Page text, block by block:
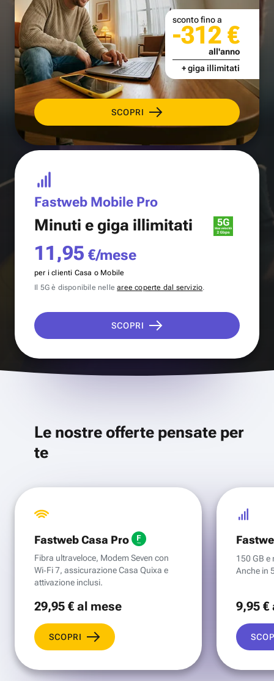
SCOPRI
sconto fino a
-312 €
all'anno
+ giga illimitati
Fastweb Mobile Pro
Minuti e giga illimitati
11,95 €/mese
per i clienti Casa o Mobile
Il 5G è disponibile nellearee coperte dal servizio.
SCOPRI
Le nostre offerte pensate per
te
Fastweb Casa Pro
Fibra ultraveloce, Modem Seven con
Wi‑Fi 7, assicurazione Casa Quixa e
attivazione inclusi.
29,95 €al mese
SCOPRI
150 GB e
Anche in
9,95 €